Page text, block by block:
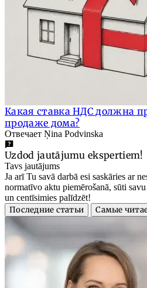
Какая ставка НДС должна
продаже дома?
Отвечает Ņina Podvinska
Uzdod jautājumu ekspertiem!
Tavs jautājums
Ja arī Tu savā darbā esi saskāries ar
normatīvo aktu piemērošanā, sūti
un centīsimies palīdzēt!
Последние статьи
Самые